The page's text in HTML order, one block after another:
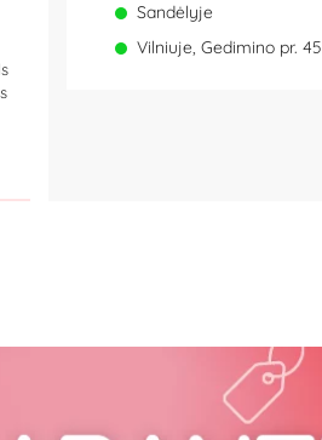
Sandėlyje
Vilniuje, Gedimino pr. 45